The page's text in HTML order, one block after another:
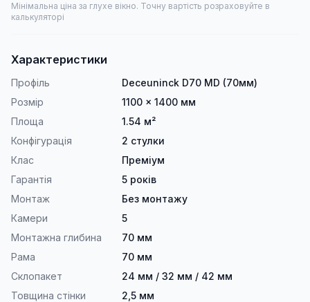
Мінімальна ціна за глухе вікно. Точну вартість розраховуйте в
калькуляторі
Характеристики
Профіль
Deceuninck D70 MD (70мм)
Розмір
1100 × 1400 мм
Площа
1.54 м²
Конфігурація
2 стулки
Клас
Преміум
Гарантія
5 років
Монтаж
Без монтажу
Камери
5
Монтажна глибина
70 мм
Рама
70 мм
Склопакет
24 мм / 32 мм / 42 мм
Товщина стінки
2,5 мм